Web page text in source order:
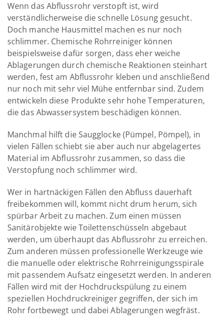
Wenn das Abflussrohr verstopft ist, wird
verständlicherweise die schnelle Lösung gesucht.
Doch manche Hausmittel machen es nur noch
schlimmer. Chemische Rohrreiniger können
beispielsweise dafür sorgen, dass eher weiche
Ablagerungen durch chemische Reaktionen steinhart
werden, fest am Abflussrohr kleben und anschließend
nur noch mit sehr viel Mühe entfernbar sind. Zudem
entwickeln diese Produkte sehr hohe Temperaturen,
die das Abwassersystem beschädigen können.
Manchmal hilft die Saugglocke (Pümpel, Pömpel), in
vielen Fällen schiebt sie aber auch nur abgelagertes
Material im Abflussrohr zusammen, so dass die
Verstopfung noch schlimmer wird.
Wer in hartnäckigen Fällen den Abfluss dauerhaft
freibekommen will, kommt nicht drum herum, sich
spürbar Arbeit zu machen. Zum einen müssen
Sanitärobjekte wie Toilettenschüsseln abgebaut
werden, um überhaupt das Abflussrohr zu erreichen.
Zum anderen müssen professionelle Werkzeuge wie
die manuelle oder elektrische Rohrreinigungsspirale
mit passendem Aufsatz eingesetzt werden. In anderen
Fällen wird mit der Hochdruckspülung zu einem
speziellen Hochdruckreiniger gegriffen, der sich im
Rohr fortbewegt und dabei Ablagerungen wegfräst.